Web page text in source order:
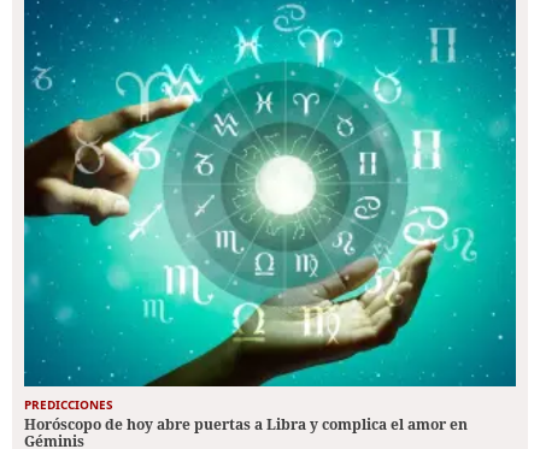
PREDICCIONES
Horóscopo de hoy abre puertas a Libra y complica el amor en
Géminis